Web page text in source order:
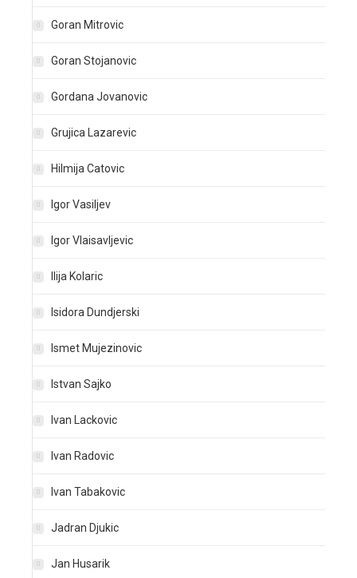
Goran Mitrovic
Goran Stojanovic
Gordana Jovanovic
Grujica Lazarevic
Hilmija Catovic
Igor Vasiljev
Igor Vlaisavljevic
Ilija Kolaric
Isidora Dundjerski
Ismet Mujezinovic
Istvan Sajko
Ivan Lackovic
Ivan Radovic
Ivan Tabakovic
Jadran Djukic
Jan Husarik